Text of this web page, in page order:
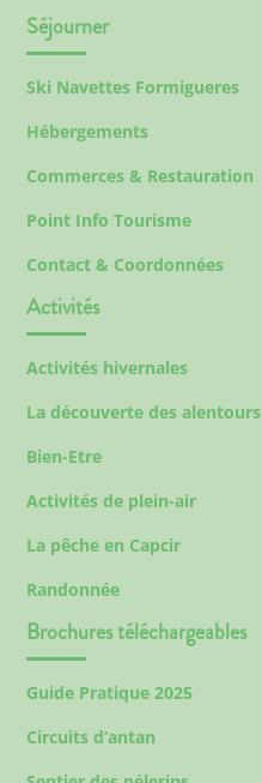
Séjourner
Ski Navettes Formigueres
Hébergements
Commerces & Restauration
Point Info Tourisme
Contact & Coordonnées
Activités
Activités hivernales
La découverte des alentours
Bien-Etre
Activités de plein-air
La pêche en Capcir
Randonnée
Brochures téléchargeables
Guide Pratique 2025
Circuits d’antan